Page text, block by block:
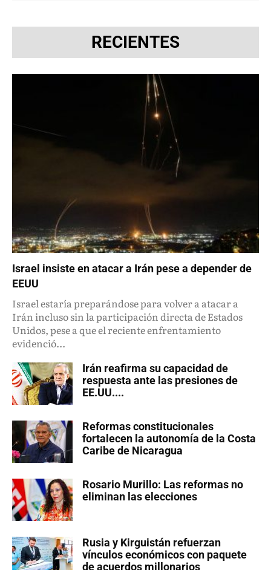
RECIENTES
Israel insiste en atacar a Irán pese a depender de
EEUU
Israel estaría preparándose para volver a atacar a
Irán incluso sin la participación directa de Estados
Unidos, pese a que el reciente enfrentamiento
evidenció...
Irán reafirma su capacidad de
respuesta ante las presiones de
EE.UU....
Reformas constitucionales
fortalecen la autonomía de la Costa
Caribe de Nicaragua
Rosario Murillo: Las reformas no
eliminan las elecciones
Rusia y Kirguistán refuerzan
vínculos económicos con paquete
de acuerdos millonarios